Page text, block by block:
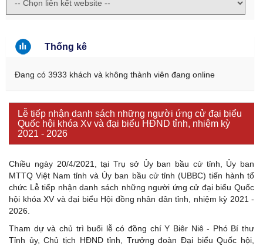
Thống kê
Đang có 3933 khách và không thành viên đang online
Lễ tiếp nhận danh sách những người ứng cử đại biểu
Quốc hội khóa Xv và đại biểu HĐND tỉnh, nhiệm kỳ
2021 - 2026
Chiều ngày 20/4/2021, tại Trụ sở Ủy ban bầu cử tỉnh, Ủy ban
MTTQ Việt Nam tỉnh và Ủy ban bầu cử tỉnh (UBBC) tiến hành tổ
chức Lễ tiếp nhận danh sách những người ứng cử đại biểu Quốc
hội khóa XV và đại biểu Hội đồng nhân dân tỉnh, nhiệm kỳ 2021 -
2026.
Tham dự và chủ trì buổi lễ có đồng chí Y Biêr Niê - Phó Bí thư
Tỉnh ủy, Chủ tịch HĐND tỉnh, Trưởng đoàn Đại biểu Quốc hội,